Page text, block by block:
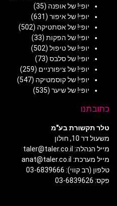
יופי! של אופנה (35)
יופי! של איפור (631)
יופי! של אסתטיקה (502)
יופי! של הפקות (33)
יופי! של טיפול (502)
יופי! של סלבס (73)
יופי! של ציפורניים (259)
יופי! של קוסמטיקה (547)
יופי! של שיער (535)
כתובתנו
טלר תקשורת בע"מ
משעול דר 10, חולון
מייל הנהלה: taler@taler.co.il
מייל מערכת: anat@taler.co.il
טלפון (רב קווי): 03-6839666
פקס: 03-6839626